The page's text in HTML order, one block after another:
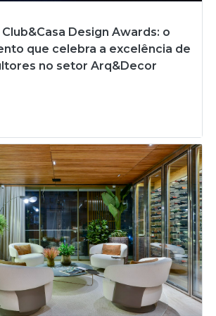
Design Awards: o
que celebra a excelência de
no setor Arq&Decor